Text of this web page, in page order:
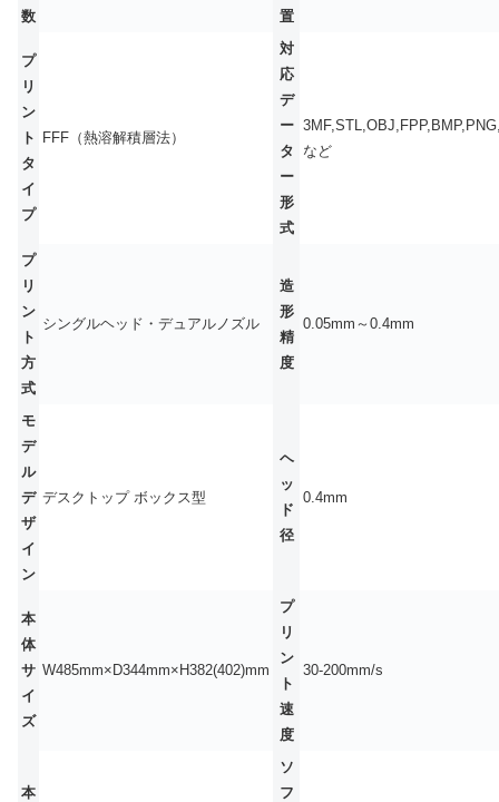
数
置
プ
リ
ン
ト
タ
イ
プ
FFF（熱溶解積層法）
対
応
デ
ー
タ
ー
形
式
など
プ
リ
ン
ト
方
式
シングルヘッド・デュアルノズル
造
形
精
度
0.05mm～0.4mm
モ
デ
ル
デ
ザ
イ
ン
デスクトップ ボックス型
ヘ
ッ
ド
径
0.4mm
本
体
サ
イ
ズ
W485mm×D344mm×H382(402)mm
プ
リ
ン
ト
速
度
30-200mm/s
本
ソ
フ